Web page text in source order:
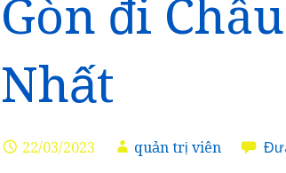
Gòn đi
Nhất
22/03/2023 quản trị viên